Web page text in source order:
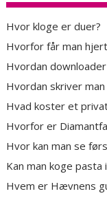
Hvor kloge er duer?
Hvorfor får man
Hvordan
Hvordan skriver
Hvad koster et
Hvorfor er
Hvor kan man se
Kan man koge pasta
Hvem er Hævnens